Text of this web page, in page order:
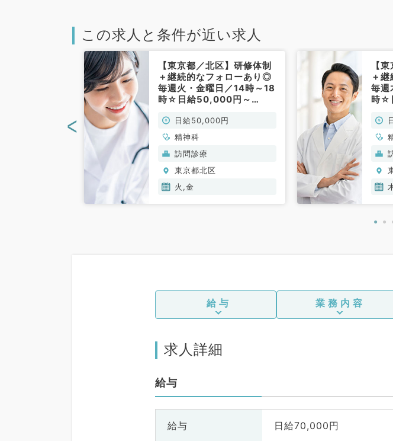
この求人と条件が近い求人
【東京都／北区】研修体制
＋継続的なフォローあり◎
毎週火・金曜日／14時～18
時☆日給50,000円～
仕事です（精神科／非常
勤）
日給50,000円
精神科
訪問診療
東京都北区
火,金
【
＋
毎週
時☆
仕
勤）
<
給与 業務内容
求人詳細
給与
給与 日給70,000円